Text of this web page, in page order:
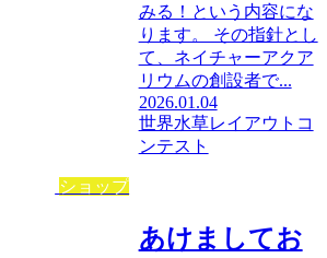
みる！という内容にな
ります。 その指針とし
て、ネイチャーアクア
リウムの創設者で...
2026.01.04
世界水草レイアウトコ
ンテスト
ショップ
あけましてお